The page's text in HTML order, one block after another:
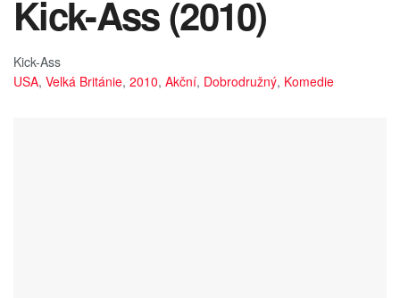
Kick-Ass (2010)
Kick-Ass
USA, Velká Británie, 2010, Akční, Dobrodružný, Komedie